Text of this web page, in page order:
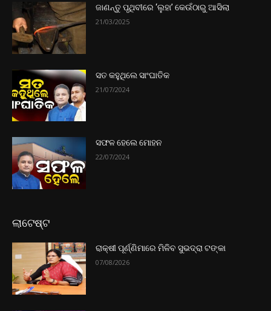
ଜାଣନ୍ତୁ ପୃଥିବୀରେ ‘ଲୁହା’ କେଉଁଠାରୁ ଆସିଲା
21/03/2025
ସତ କହୁଥିଲେ ସାଂଘାତିକ
21/07/2024
ସଫଳ ହେଲେ ମୋହନ
22/07/2024
ଲାଟେଷ୍ଟ
ରାକ୍ଷୀ ପୂର୍ଣ୍ଣିମାରେ ମିଳିବ ସୁଭଦ୍ରା ଟଙ୍କା
07/08/2026